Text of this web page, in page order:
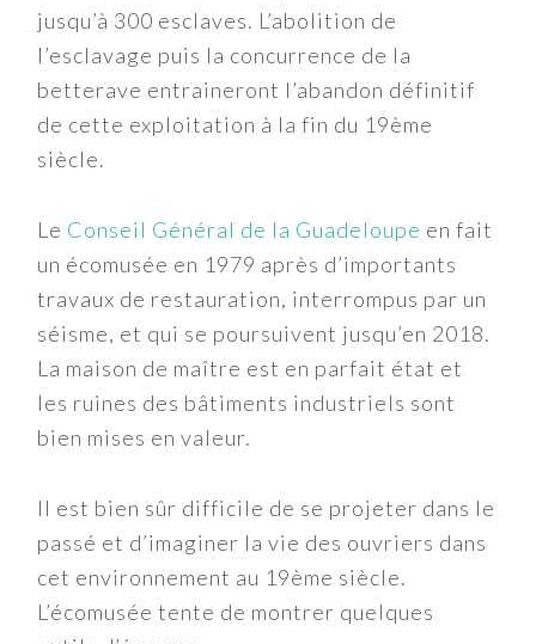
jusqu’à 300 esclaves. L’abolition de
l’esclavage puis la concurrence de la
betterave entraineront l’abandon définitif
de cette exploitation à la fin du 19ème
siècle.
Le Conseil Général de la Guadeloupe en fait
un écomusée en 1979 après d’importants
travaux de restauration, interrompus par un
séisme, et qui se poursuivent jusqu’en 2018.
La maison de maître est en parfait état et
les ruines des bâtiments industriels sont
bien mises en valeur.
Il est bien sûr difficile de se projeter dans le
passé et d’imaginer la vie des ouvriers dans
cet environnement au 19ème siècle.
L’écomusée tente de montrer quelques